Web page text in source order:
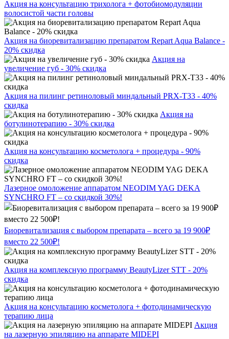
Акция на консультацию трихолога + фотобиомодуляции
волосистой части головы
Акция на биоревитализацию препаратом Repart Aqua Balance -
20% скидка
Акция на
увеличение губ - 30% скидка
Акция на пилинг ретиноловый миндальный PRX-T33 - 40%
скидка
Акция на
ботулинотерапию - 30% скидка
Акция на консультацию косметолога + процедура - 90%
скидка
Лазерное омоложение аппаратом NEODIM YAG DEKA
SYNCHRO FT – со скидкой 30%!
Биоревитализация с выбором препарата – всего за 19 900₽
вместо 22 500₽!
Акция на комплексную программу BeautyLizer STT - 20%
скидка
Акция на консультацию косметолога + фотодинамическую
терапию лица
Акция
на лазерную эпиляцию на аппарате MIDEPI